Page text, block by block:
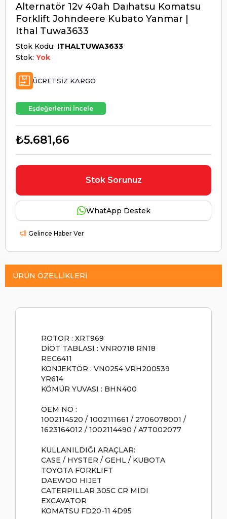
Alternatör 12v 40ah Daıhatsu Komatsu
Forklift Johndeere Kubato Yanmar |
Ithal Tuwa3633
Stok Kodu ITHALTUWA3633
Stok: Yok
ÜCRETSIZ KARGO
Eşdeğerlerini İncele
₺5.681,66
Stok Sorunuz
WhatApp Destek
Gelince Haber Ver
ÜRÜN ÖZELLIKLERI
ROTOR : XRT969
DİOT TABLASI : VNR0718 RN18
REC6411
KONJEKTÖR : VN0254 VRH200539
YR614
KÖMÜR YUVASI : BHN400
OEM NO :
1002114520 / 1002111661 / 2706078001 /
1623164012 / 1002114490 / A7T002077
KULLANILDIĞI ARAÇLAR:
CASE / HYSTER / GEHL / KUBOTA
TOYOTA FORKLIFT
DAEWOO HIJET
CATERPILLAR 305C CR MIDI
EXCAVATOR
KOMATSU FD20-11 4D95